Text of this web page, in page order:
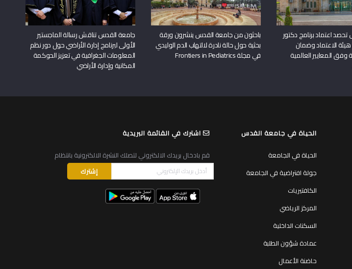
اعتماد برنامج دكتور
الاعتماد وضمان
وفق المعايير العالمية
باحثون من جامعة القدس ينشرون ورقة
بحثية حول حالة نادرة لالتهاب الدم الوليدي
في مجلة Frontiers in Pediatrics
جامعة القدس تناقش رسالة الماجستير
الأولى لبرنامج إدارة الأراضي حول دور نظم
المعلومات الجغرافية في تعزيز الحوكمة
المكانية وإدارة الأراضي
الحياة في جامعة القدس
الحياة في الجامعة
جولة افتراضية في الجامعة
الكافتيريات
المركز الرياضي
السكنات الداخلية
عمادة شؤون الطلبة
حاضنة الأعمال
اشترك في القائمة البريدية
قم بادخال بريدك الالكتروني لتصلك النشرة الالكترونية بانتظام